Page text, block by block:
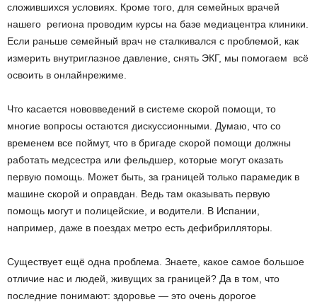
сложившихся условиях. Кроме того, для семейных врачей
нашего региона проводим курсы на базе медиа­центра клиники.
Если раньше семейный врач не сталкивался с проблемой, как
измерить внутриглазное давление, снять ЭКГ, мы помогаем всё
освоить в онлайн­режиме.
Что касается нововведений в системе скорой помощи, то
многие вопросы остаются дискуссионными. Думаю, что со
временем все поймут, что в бригаде скорой помощи должны
работать медсестра или фельдшер, которые могут оказать
первую помощь. Может быть, за границей только парамедик в
машине скорой и оправдан. Ведь там оказывать первую
помощь могут и полицейские, и водители. В Испании,
например, даже в поездах метро есть дефибрилляторы.
Существует ещё одна проблема. Знаете, какое самое большое
отличие нас и людей, живущих за границей? Да в том, что
последние понимают: здоровье — это очень дорогое